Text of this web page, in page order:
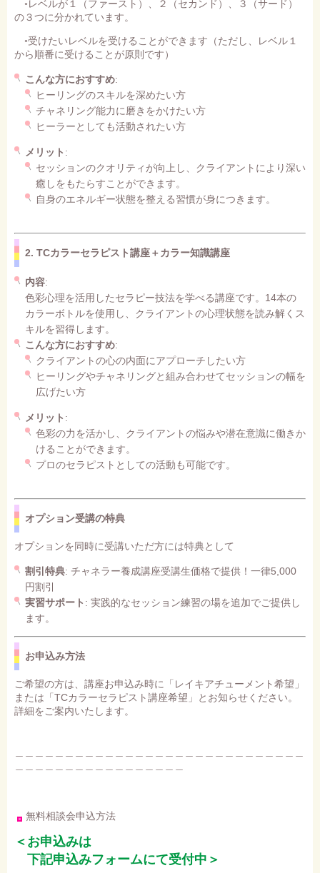
◦レベルが１（ファースト）、２（セカンド）、３（サード）
の３つに分かれています。
◦受けたいレベルを受けることができます（ただし、レベル１
から順番に受けることが原則です）
こんな方におすすめ:
ヒーリングのスキルを深めたい方
チャネリング能力に磨きをかけたい方
ヒーラーとしても活動されたい方
メリット :
セッションのクオリティが向上し、クライアントにより深い
癒しをもたらすことができます。
自身のエネルギー状態を整える習慣が身につきます。
2. TCカラーセラピスト講座＋カラー知識講座
内容:
色彩心理を活用したセラピー技法を学べる講座です。14本の
カラーボトルを使用し、クライアントの心理状態を読み解くス
キルを習得します。
こんな方におすすめ:
クライアントの心の内面にアプローチしたい方
ヒーリングやチャネリングと組み合わせてセッションの幅を
広げたい方
メリット :
色彩の力を活かし、クライアントの悩みや潜在意識に働きか
けることができます。
プロのセラピストとしての活動も可能です。
オプション受講の特典
オプションを同時に受講いただ方には特典として
割引特典: チャネラー養成講座受講生価格で提供！一律5,000
円割引
実習サポート : 実践的なセッション練習の場を追加でご提供し
ます。
お申込み方法
ご希望の方は、講座お申込み時に「レイキアチューメント希望」
または「TCカラーセラピスト講座希望」とお知らせください。
詳細をご案内いたします。
無料相談会申込方法
＜お申込みは
下記申込みフォームにて受付中＞